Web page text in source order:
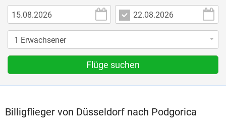
Flüge suchen
Billigflieger von Düsseldorf nach Podgorica